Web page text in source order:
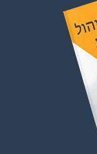
הצטרפות בדף